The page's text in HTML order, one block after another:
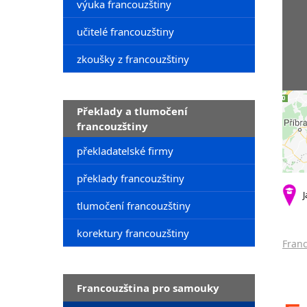
výuka francouzštiny
učitelé francouzštiny
zkoušky z francouzštiny
Překlady a tlumočení
francouzštiny
překladatelské firmy
překlady francouzštiny
tlumočení francouzštiny
korektury francouzštiny
Francouzština pro samouky